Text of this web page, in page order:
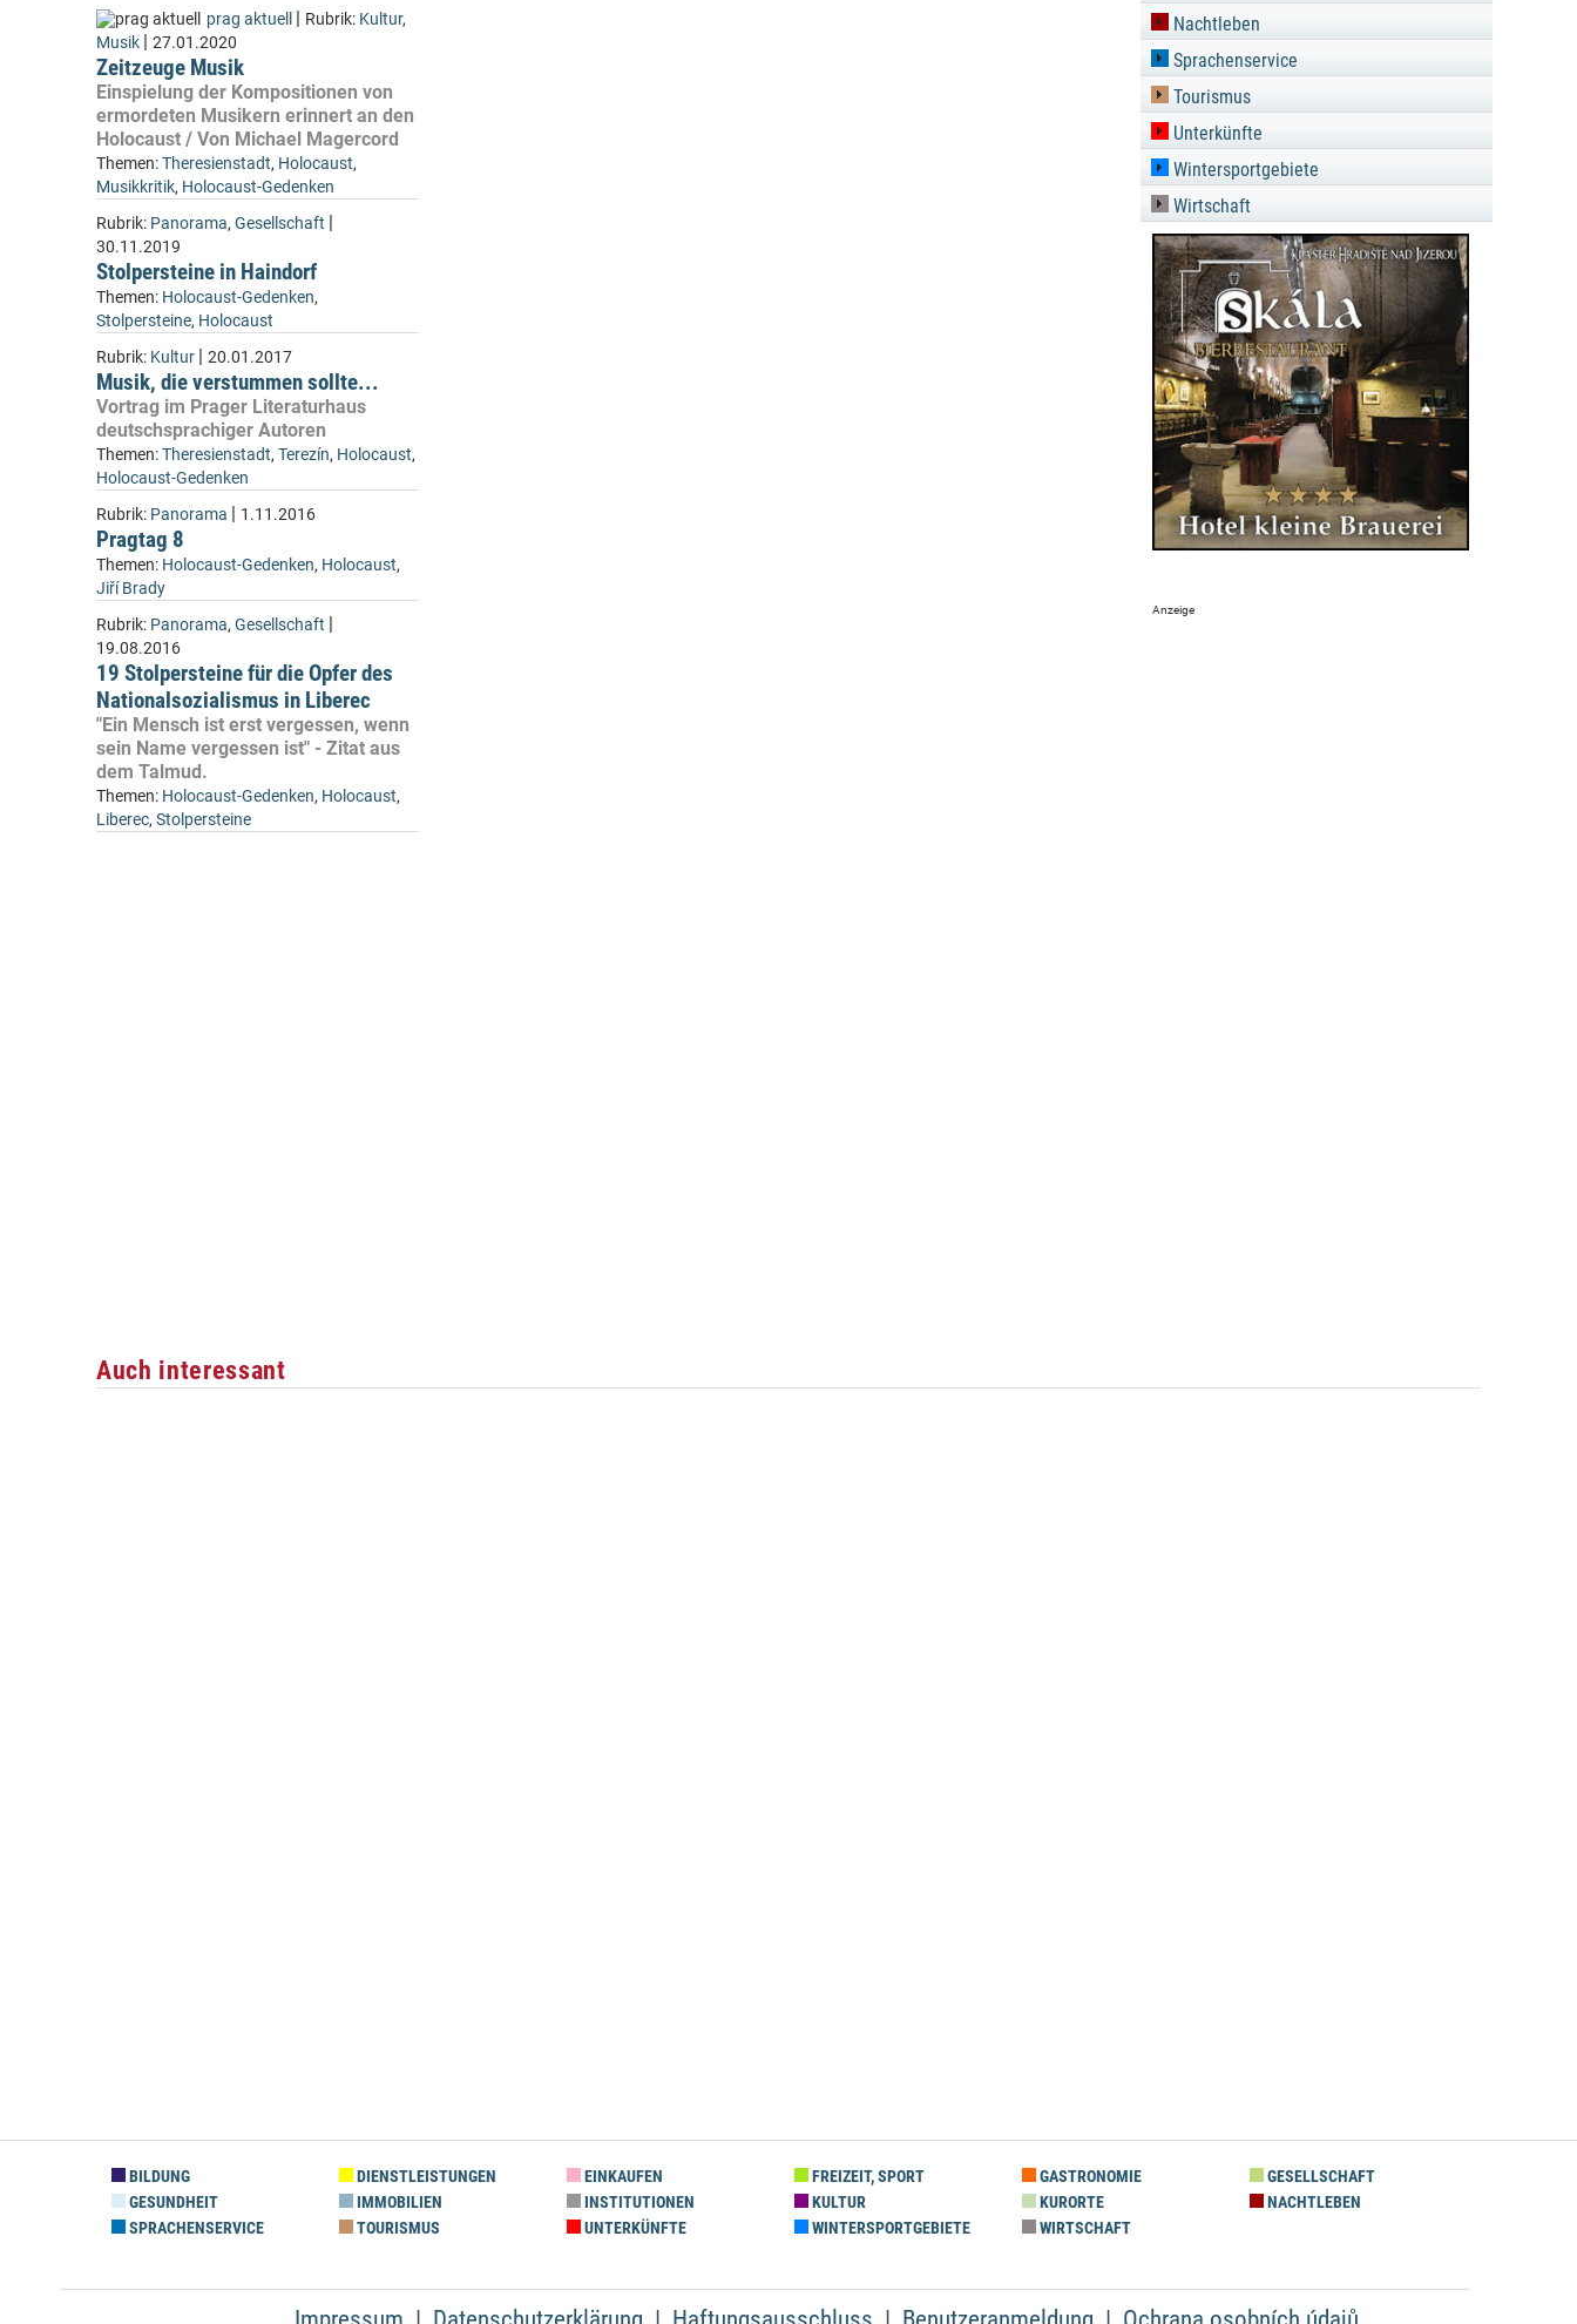
prag aktuell | Rubrik: Kultur,
Musik | 27.01.2020
Zeitzeuge Musik
Einspielung der Kompositionen von
ermordeten Musikern erinnert an den
Holocaust / Von Michael Magercord
Themen:Theresienstadt, Holocaust,
Musikkritik, Holocaust-Gedenken
Rubrik: Panorama, Gesellschaft |
30.11.2019
Stolpersteine in Haindorf
Themen: Holocaust-Gedenken,
Stolpersteine, Holocaust
Rubrik: Kultur | 20.01.2017
Musik, die verstummen sollte...
Vortrag im Prager Literaturhaus
deutschsprachiger Autoren
Themen:Theresienstadt, Terezín, Holocaust,
Holocaust-Gedenken
Rubrik: Panorama | 1.11.2016
Pragtag 8
Themen: Holocaust-Gedenken, Holocaust,
Jiří Brady
Rubrik: Panorama, Gesellschaft |
19.08.2016
19 Stolpersteine für die Opfer des
Nationalsozialismus in Liberec
"Ein Mensch ist erst vergessen, wenn
sein Name vergessen ist" - Zitat aus
dem Talmud.
Themen: Holocaust-Gedenken, Holocaust,
Liberec, Stolpersteine
Nachtleben
Sprachenservice
Tourismus
Unterkünfte
Wintersportgebiete
Wirtschaft
Auch interessant
BILDUNG DIENSTLEISTUNGEN EINKAUFEN FREIZEIT, SPORT GASTRONOMIE
GESELLSCHAFT
GESUNDHEIT
IMMOBILIEN INSTITUTIONEN KULTUR KURORTE
NACHTLEBEN
SPRACHENSERVICE
TOURISMUS UNTERKÜNFTE WINTERSPORTGEBIETE WIRTSCHAFT